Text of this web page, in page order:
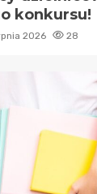
konkursu!
2026 28